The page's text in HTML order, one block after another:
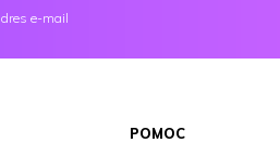
e-mail
POMOC